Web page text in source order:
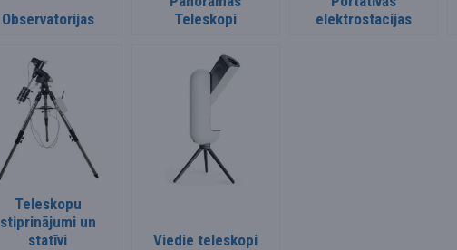
Observatorijas
Teleskopi
elektrostacijas
Teleskopu
stiprinājumi un
statīvi
Viedie teleskopi